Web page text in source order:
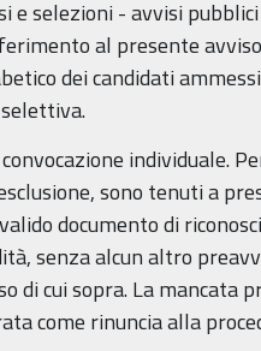
e selezioni - avvisi
al presente
dei candidati
individuale.
sono tenuti a
documento di
senza alcun altro
di cui sopra. La mancata
come rinuncia alla